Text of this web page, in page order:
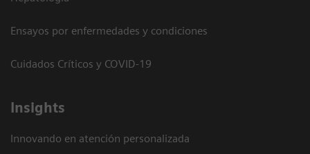
Ensayos por enfermedades y condiciones
Cuidados Críticos y COVID-19
Insights
Innovando en atención personalizada